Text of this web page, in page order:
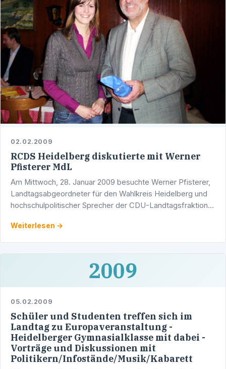
02.02.2009
RCDS Heidelberg diskutierte mit Werner
Pfisterer MdL
Am Mittwoch, 28. Januar 2009 besuchte Werner Pfisterer,
Landtagsabgeordneter für den Wahlkreis Heidelberg und
hochschulpolitischer Sprecher der CDU-Landtagsfraktion,
Weiterlesen →
2009
05.02.2009
Schüler und Studenten treffen sich im
Landtag zu Europaveranstaltung -
Heidelberger Gymnasialklasse mit dabei -
Vorträge und Diskussionen mit
Politikern/Infostände/Musik/Kabarett